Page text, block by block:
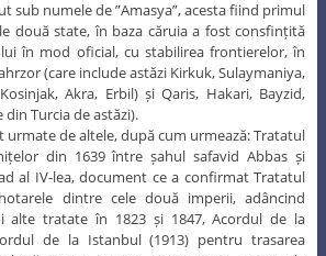
sub numele de ”Amasya”, acesta fiind primul
două state, în baza căruia a fost consfințită
în mod oficial, cu stabilirea frontierelor, în
(care include astăzi Kirkuk, Sulaymaniya,
Akra, Erbil) și Qaris, Hakari, Bayzid,
Turcia de astăzi).
urmate de altele, după cum urmează: Tratatul
din 1639 între șahul safavid Abbas și
al IV-lea, document ce a confirmat Tratatul
dintre cele două imperii, adâncind
alte tratate în 1823 și 1847, Acordul de la
de la Istanbul (1913) pentru trasarea